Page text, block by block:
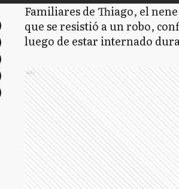
Familiares de Thiago, el
que se resistió a un robo,
luego de estar internado
Ads